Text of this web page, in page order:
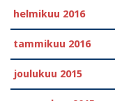
helmikuu 2016
tammikuu 2016
joulukuu 2015